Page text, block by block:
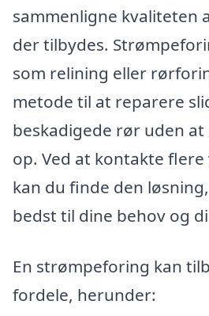
sammenligne kvaliteten
der tilbydes.
som relining eller
metode til at reparere
beskadigede rør uden
op. Ved at kontakte
kan du finde den
bedst til dine behov og
En strømpeforing kan
fordele, herunder: